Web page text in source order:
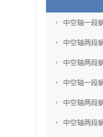
中空轴一段
中空轴两段
中空轴两段
中空轴一段
中空轴两段
中空轴两段